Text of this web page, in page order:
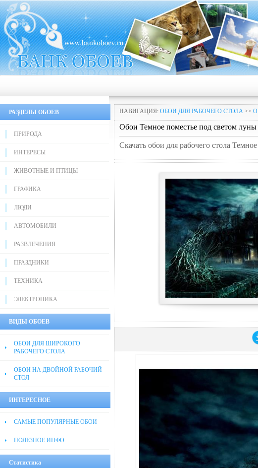
РАЗДЕЛЫ ОБОЕВ
ПРИРОДА
ИНТЕРЕСЫ
ЖИВОТНЫЕ И ПТИЦЫ
ГРАФИКА
ЛЮДИ
АВТОМОБИЛИ
РАЗВЛЕЧЕНИЯ
ПРАЗДНИКИ
ТЕХНИКА
ЭЛЕКТРОНИКА
ВИДЫ ОБОЕВ
ОБОИ ДЛЯ ШИРОКОГО
РАБОЧЕГО СТОЛА
ОБОИ НА ДВОЙНОЙ РАБОЧИЙ
СТОЛ
ИНТЕРЕСНОЕ
САМЫЕ ПОПУЛЯРНЫЕ ОБОИ
ПОЛЕЗНОЕ ИНФО
Статистика
НАВИГАЦИЯ: ОБОИ ДЛЯ РАБОЧЕГО СТОЛА >>
Обои Темное поместье под светом луны
Скачать обои для рабочего стола